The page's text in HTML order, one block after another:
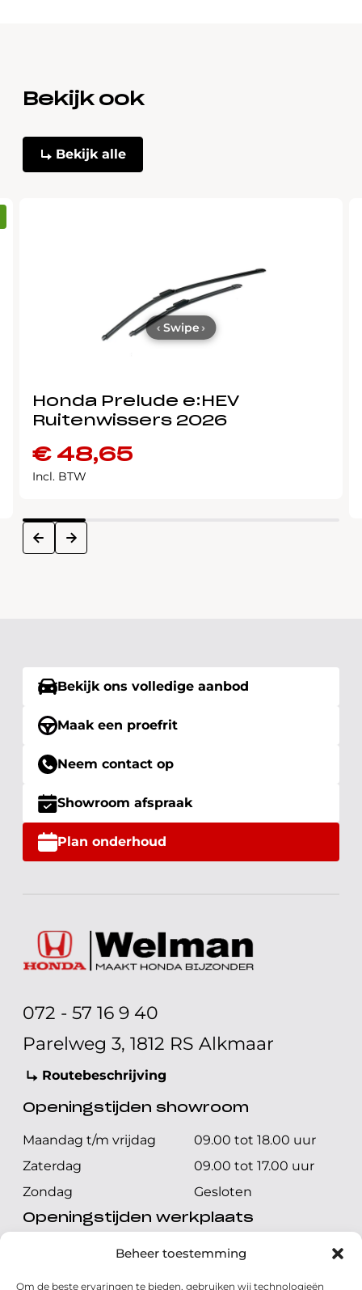
Beheer toestemming
Om de beste ervaringen te bieden, gebruiken wij technologieën
Bekijk ook
Bekijk alle
Honda Prelude e:HEV
Ruitenwissers 2026
€48,65
Incl. BTW
prev next
‹ Swipe ›
Bekijk ons volledige aanbod
Maak een proefrit
Neem contact op
Showroom afspraak
Plan onderhoud
072 - 57 16 9 40
Parelweg 3, 1812 RS Alkmaar
Routebeschrijving
Openingstijden showroom
Maandag t/m vrijdag
09.00 tot 18.00 uur
Zaterdag
09.00 tot 17.00 uur
Zondag
Gesloten
Openingstijden werkplaats
Maandag t/m vrijdag
08.00 tot 17.00 uur